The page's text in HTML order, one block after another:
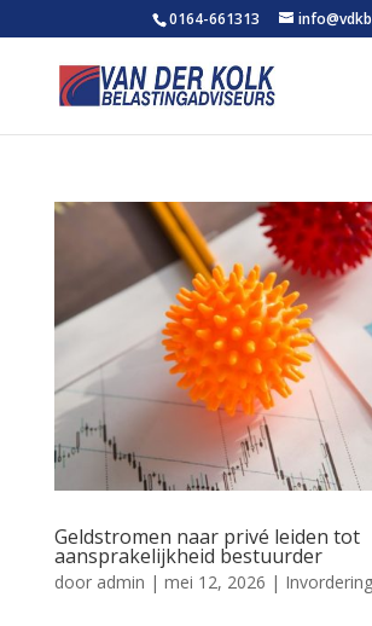
0164-661313
Geldstromen naar privé leiden tot
aansprakelijkheid bestuurder
door admin | mei 12, 2026 | Invordering